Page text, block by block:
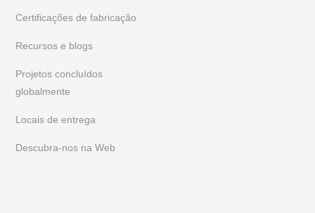
Certificações de fabricação
Recursos e blogs
Projetos concluídos
globalmente
Locais de entrega
Descubra-nos na Web